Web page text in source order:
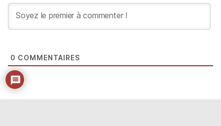
0 COMMENTAIRES